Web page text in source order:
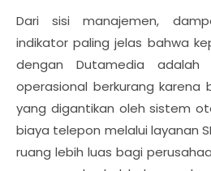
Dari sisi manajemen,
indikator paling jelas bahwa
dengan Dutamedia
operasional berkurang karena
yang digantikan oleh sistem
biaya telepon melalui layanan
ruang lebih luas bagi